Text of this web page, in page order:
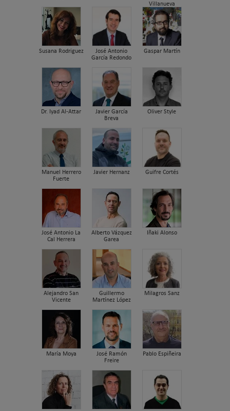
Villanueva
Susana Rodriguez
José Antonio
García Redondo
Gaspar Martín
Dr. Iyad Al-Attar
Javier García
Breva
Oliver Style
Manuel Herrero
Fuerte
Javier Hernanz Guifre Cortés
José Antonio La
Cal Herrera
Alberto Vázquez
Garea
Iñaki Alonso
Alejandro San
Vicente
Guillermo
Martínez López
Milagros Sanz
María Moya
José Ramón
Freire
Pablo Espiñeira